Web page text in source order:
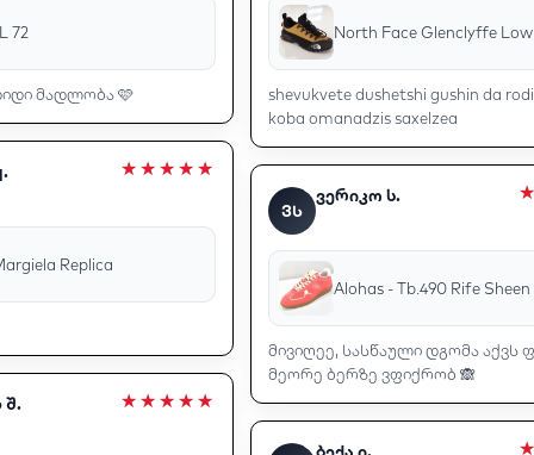
72
მადლობა 🩷
Replica
შ.
North Face Glenclyffe
shevukvete dushetshi gushin da
koba omanadzis saxelzea
ᲕᲡ
ვერიკო ს.
Alohas - Tb.490 Rife Sheen
მივიღეე, სასწაული დგომა აქვს
მეორე ბერზე ვფიქრობ 🙈